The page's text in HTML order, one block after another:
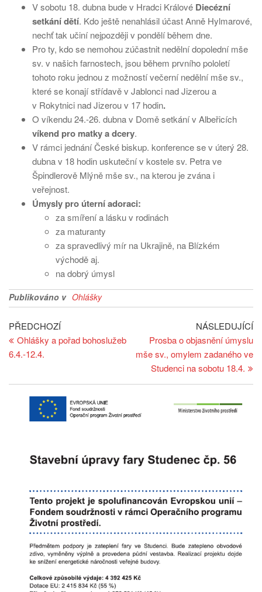
V sobotu 18. dubna bude v Hradci Králové Diecézní
setkání dětí. Kdo ještě nenahlásil účast Anně Hylmarové,
nechť tak učiní nejpozději v pondělí během dne.
Pro ty, kdo se nemohou zúčastnit nedělní dopolední mše
sv. v našich farnostech, jsou během prvního pololetí
tohoto roku jednou z možností večerní nedělní mše sv.,
které se konají střídavě v Jablonci nad Jizerou a
v Rokytnici nad Jizerou v 17 hodin.
O víkendu 24.-26. dubna v Domě setkání v Albeřicích
víkend pro matky a dcery.
V rámci jednání České biskup. konference se v úterý 28.
dubna v 18 hodin uskuteční v kostele sv. Petra ve
Špindlerově Mlýně mše sv., na kterou je zvána i
veřejnost.
Úmysly pro úterní adoraci:
za smíření a lásku v rodinách
za maturanty
za spravedlivý mír na Ukrajině, na Blízkém
východě aj.
na dobrý úmysl
Publikováno v Ohlášky
Navigace
pro
Předchozí
článek
PŘEDCHOZÍ
Ohlášky a pořad bohoslužeb
6.4.-12.4.
NÁSLEDUJÍCÍ
Prosba o objasnění úmyslu
mše sv., omylem zadaného ve
Studenci na sobotu 18.4.